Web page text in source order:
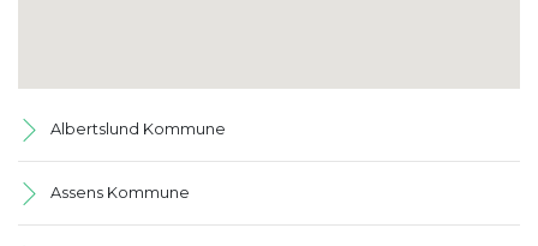
Albertslund Kommune
Assens Kommune